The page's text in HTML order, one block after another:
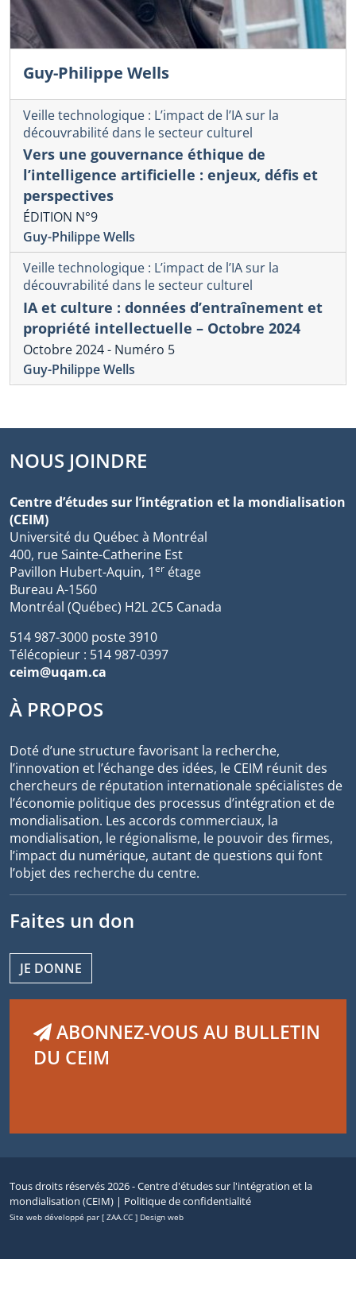
Guy-Philippe Wells
Veille technologique : L’impact de l’IA sur la
découvrabilité dans le secteur culturel
Vers une gouvernance éthique de
l’intelligence artificielle : enjeux, défis et
perspectives
ÉDITION N°9
Guy-Philippe Wells
Veille technologique : L’impact de l’IA sur la
découvrabilité dans le secteur culturel
IA et culture : données d’entraînement et
propriété intellectuelle – Octobre 2024
Octobre 2024 - Numéro 5
Guy-Philippe Wells
NOUS JOINDRE
Centre d’études sur l’intégration et la mondialisation
(CEIM)
Université du Québec à Montréal
400, rue Sainte-Catherine Est
Pavillon Hubert-Aquin, 1er étage
Bureau A-1560
Montréal (Québec) H2L 2C5 Canada
514 987-3000 poste 3910
Télécopieur : 514 987-0397
ceim@uqam.ca
À PROPOS
Doté d’une structure favorisant la recherche,
l’innovation et l’échange des idées, le CEIM réunit des
chercheurs de réputation internationale spécialistes de
l’économie politique des processus d’intégration et de
mondialisation. Les accords commerciaux, la
mondialisation, le régionalisme, le pouvoir des firmes,
l’impact du numérique, autant de questions qui font
l’objet des recherche du centre.
Faites un don
JE DONNE
ABONNEZ-VOUS AU BULLETIN
DU CEIM
Tous droits réservés 2026 - Centre d'études sur l'intégration et la
mondialisation (CEIM) | Politique de confidentialité
Site web développé par [ ZAA.CC ] Design web